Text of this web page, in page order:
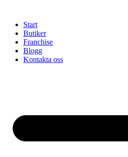
innehållStart
Butiker
Franchise
Blogg
Kontakta oss